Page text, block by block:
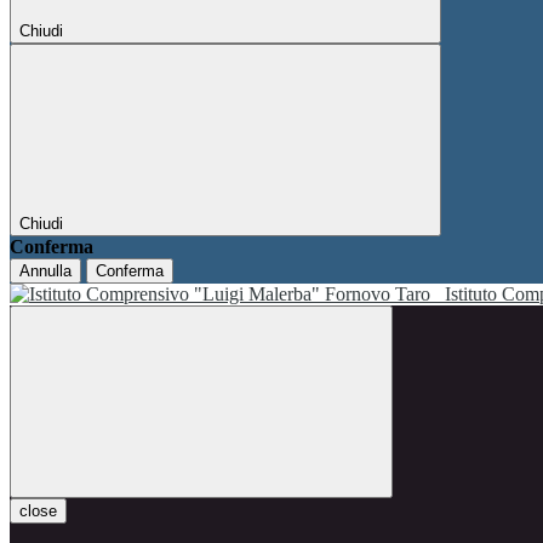
Chiudi
Chiudi
Conferma
Annulla Conferma
Istituto
close